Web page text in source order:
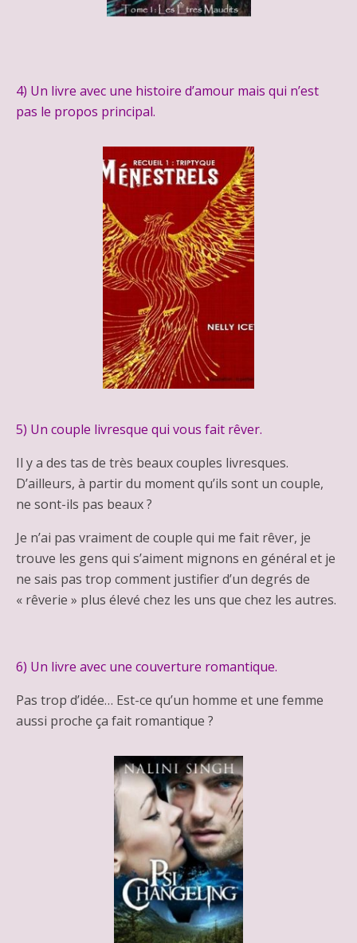
4) Un livre avec une histoire d’amour mais qui n’est
pas le propos principal.
5) Un couple livresque qui vous fait rêver.
Il y a des tas de très beaux couples livresques.
D’ailleurs, à partir du moment qu’ils sont un couple,
ne sont-ils pas beaux ?
Je n’ai pas vraiment de couple qui me fait rêver, je
trouve les gens qui s’aiment mignons en général et je
ne sais pas trop comment justifier d’un degrés de
« rêverie » plus élevé chez les uns que chez les autres.
6) Un livre avec une couverture romantique.
Pas trop d’idée… Est-ce qu’un homme et une femme
aussi proche ça fait romantique ?